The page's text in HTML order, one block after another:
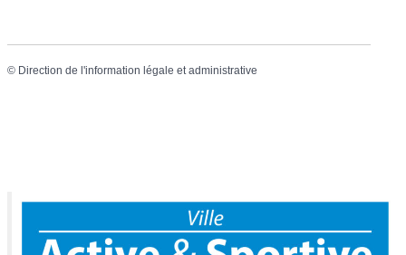
© Direction de l'information légale et administrative